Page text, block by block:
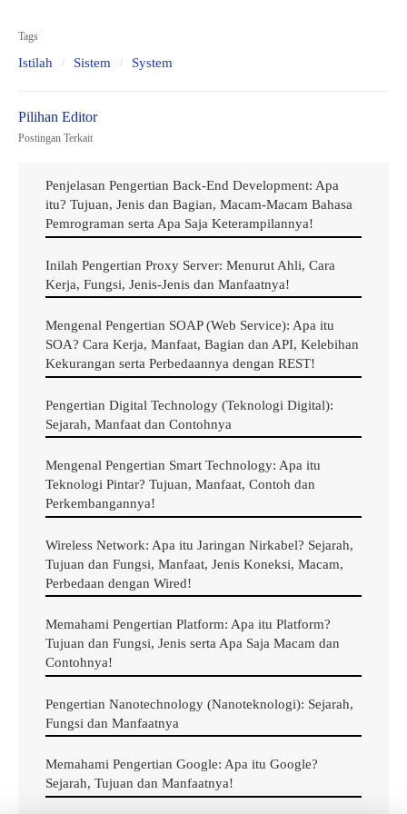
Ilustrasi Gambar Istilah Dalam System Atau Sistem Yang Harus Anda Ketahui
1. Caching
menyimpan aset situs web berulang seperti gambar dan
gaya font dan sehingga situs web akan memuat lebih
sama. Dengan caching, browser Anda tidak harus
menemukan kembali roda setiap kali situs diminta.
2. Cloud computing
Cloud computing adalah praktik di mana data tidak
disimpan secara lokal di komputer Anda sendiri, tetapi
tersebar di antara sejumlah server jarak jauh yang
dapat diakses melalui internet. Layanan seperti Google
Docs, Facebook, dan Gmail adalah contoh komputasi
awan Anda berinteraksi dengan data di komputer di
rumah yang disimpan secara eksternal di “cloud”.
Baca Juga :System Analysis: Pengertian, Apa itu
System Analyst? Tujuan dan Fungsi, Macam Manfaat,
Tags
Istilah Sistem System
Postingan Terkait
Penjelasan Pengertian Back-End Development: Apa
itu? Tujuan, Jenis dan Bagian, Macam-Macam Bahasa
Pemrograman serta Apa Saja Keterampilannya!
Inilah Pengertian Proxy Server: Menurut Ahli, Cara
Kerja, Fungsi, Jenis-Jenis dan Manfaatnya!
Mengenal Pengertian SOAP (Web Service): Apa itu
SOA? Cara Kerja, Manfaat, Bagian dan API, Kelebihan
Kekurangan serta Perbedaannya dengan REST!
Pengertian Digital Technology (Teknologi Digital):
Sejarah, Manfaat dan Contohnya
Mengenal Pengertian Smart Technology: Apa itu
Teknologi Pintar? Tujuan, Manfaat, Contoh dan
Perkembangannya!
Wireless Network: Apa itu Jaringan Nirkabel? Sejarah,
Tujuan dan Fungsi, Manfaat, Jenis Koneksi, Macam,
Perbedaan dengan Wired!
Memahami Pengertian Platform: Apa itu Platform?
Tujuan dan Fungsi, Jenis serta Apa Saja Macam dan
Contohnya!
Pengertian Nanotechnology (Nanoteknologi): Sejarah,
Fungsi dan Manfaatnya
Memahami Pengertian Google: Apa itu Google?
Sejarah, Tujuan dan Manfaatnya!